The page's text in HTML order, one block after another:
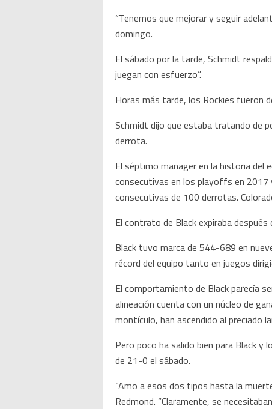
“Tenemos que mejorar y seguir
domingo.
El sábado por la tarde, Schmidt
juegan con esfuerzo”.
Horas más tarde, los Rockies fueron
Schmidt dijo que estaba tratando de
derrota.
El séptimo manager en la historia del
consecutivas en los playoffs en 2017
consecutivas de 100 derrotas.
El contrato de Black expiraba
Black tuvo marca de 544-689 en
récord del equipo tanto en juegos
El comportamiento de Black parecía
alineación cuenta con un núcleo de
montículo, han ascendido al preciado
Pero poco ha salido bien para Black
de 21-0 el sábado.
“Amo a esos dos tipos hasta la
Redmond. “Claramente, se